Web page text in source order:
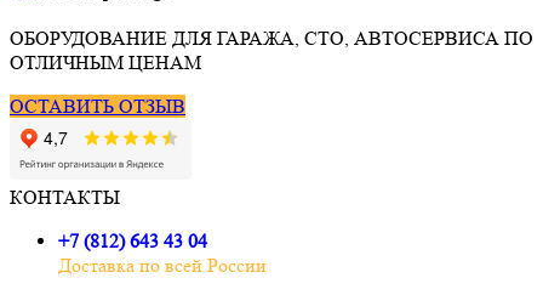
ОБОРУДОВАНИЕ ДЛЯ ГАРАЖА, СТО, АВТОСЕРВИСА ПО
ОТЛИЧНЫМ ЦЕНАМ
ОСТАВИТЬ ОТЗЫВ
КОНТАКТЫ
+7 (812) 643 43 04
Доставка по всей России